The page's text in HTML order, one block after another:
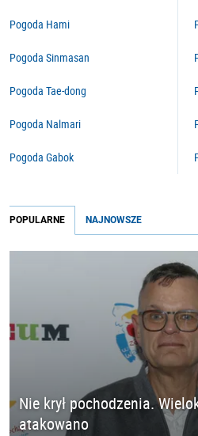
Pogoda Hami
Pogoda Sinmasan
Pogoda Tae-dong
Pogoda Nalmari
Pogoda Gabok
POPULARNE NAJNOWSZE
Nie krył pochodzenia.
atakowano